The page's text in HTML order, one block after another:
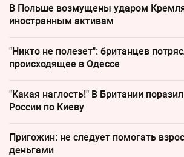
В Польше возмущены ударом
иностранным активам
"Никто не полезет": британцев
происходящее в Одессе
"Какая наглость!" В Британии
России по Киеву
Пригожин: не следует помогать
деньгами